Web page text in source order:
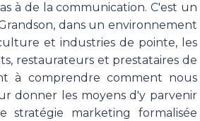
à de la communication. C'est un
dans un environnement
et industries de pointe, les
restaurateurs et prestataires de
à comprendre comment nous
donner les moyens d'y parvenir
stratégie marketing formalisée